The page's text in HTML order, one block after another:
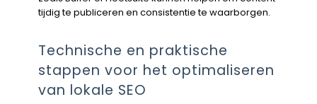
tijdig te publiceren en consistentie te waarborgen.
Technische en praktische
stappen voor het optimaliseren
van lokale SEO